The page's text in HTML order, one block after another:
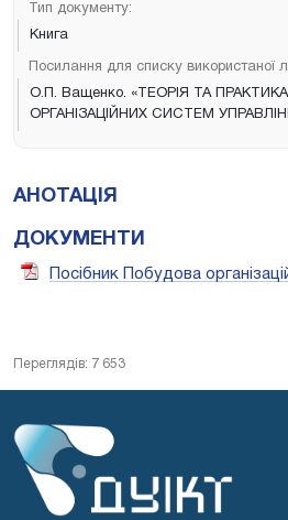
Тип документу:
Книга
Посилання для списку використаної
О.П. Ващенко. «ТЕОРІЯ ТА
ОРГАНІЗАЦІЙНИХ СИСТЕМ
АНОТАЦІЯ
ДОКУМЕНТИ
Посібник Побудова
Переглядів: 7 653